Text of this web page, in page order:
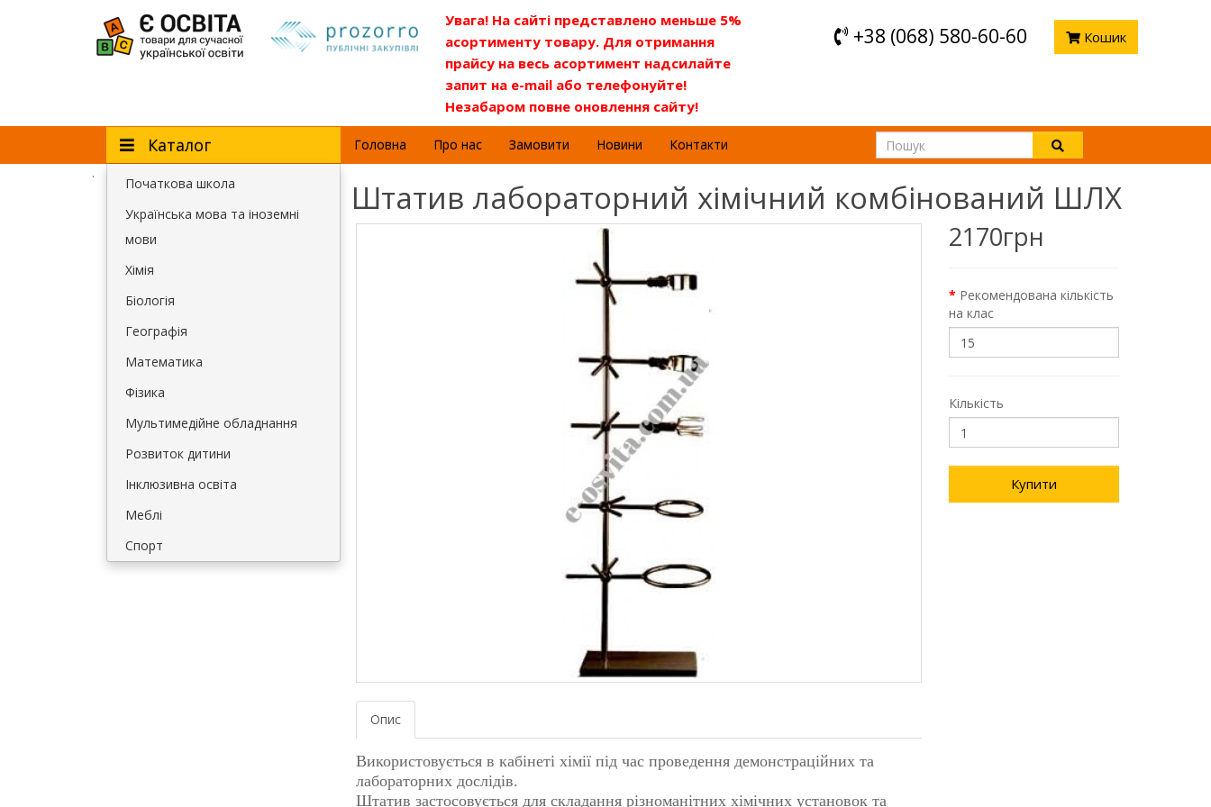
Увага! На сайті представлено меньше 5%
асортименту товару. Для отримання
прайсу на весь асортимент надсилайте
запит на e-mail або телефонуйте!
Незабаром повне оновлення сайту!
+38 (068) 580-60-60 Кошик
Каталог
Початкова школа
Українська мова та іноземні
мови
Хімія
Біологія
Географія
Математика
Фізика
Мультимедійне обладнання
Розвиток дитини
Інклюзивна освіта
Меблі
Спорт
Головна Про нас Замовити Новини
Контакти
.
Штатив лабораторний хімічний комбінований ШЛХ
Опис
Використовується в кабінеті хімії під час проведення демонстраційних та
лабораторних дослідів.
Штатив застосовується для складання різноманітних хімічних установок та
2170грн
Рекомендована кількість
на клас
Кількість
Купити